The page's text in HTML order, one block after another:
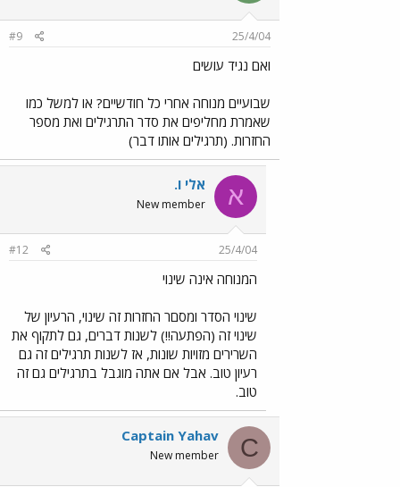
25/4/04
#9
ואם נגיד עושים
שבועיים מנוחה אחרי כל חודשיים? או למשל כמו
שאמרת מחליפים את סדר התרגילים ואת מספר
החזרות. (תרגילים אותו דבר)
א אלי ו.
New member
25/4/04
#12
המנוחה אינה שינוי
שינוי הסדר ומסםר החזרות זה שינוי, הרעיון של
שינוי זה (הפתעה!!) לשנות דברים, גם לתקוף את
השרירים מזויות שונות, אז לשנות תרגילים זה גם
רעיון טוב. אבל אם אתה מוגבל בתרגילים גם זה
טוב.
C
Captain Yahav
New member